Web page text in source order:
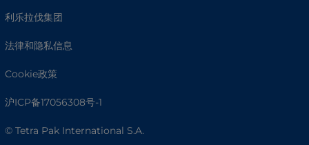
利乐拉伐集团
法律和隐私信息
Cookie政策
沪ICP备17056308号-1
© Tetra Pak International S.A.